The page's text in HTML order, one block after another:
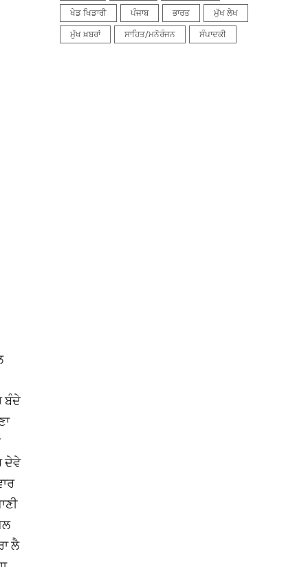
ਬੰਦੇ
ਦੇਵੇ
ਲੈ
ਖੇਡ ਖਿਡਾਰੀ ਪੰਜਾਬ ਭਾਰਤ ਮੁੱਖ ਲੇਖ
ਮੁੱਖ ਖ਼ਬਰਾਂ ਸਾਹਿਤ/ਮਨੋਰੰਜਨ ਸੰਪਾਦਕੀ